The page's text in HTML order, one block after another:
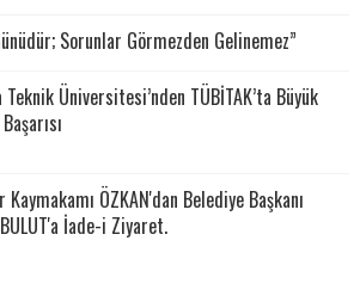
Sorunlar Görmezden Gelinemez”
Teknik Üniversitesi’nden TÜBİTAK’ta Büyük
Kaymakamı ÖZKAN'dan Belediye Başkanı
İade-i Ziyaret.